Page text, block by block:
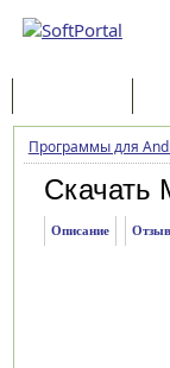
Программы для
Скачать
Описание